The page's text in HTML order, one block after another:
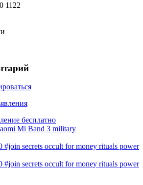
0 1122
бесплатно
Mi Band 3 military
#join secrets occult for money rituals power
#join secrets occult for money rituals power